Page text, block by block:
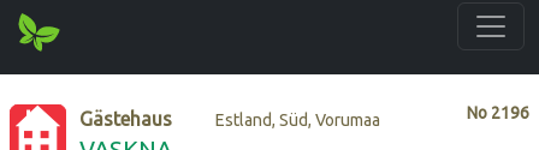
No 2196
Gästehaus Estland, Süd, Vorumaa